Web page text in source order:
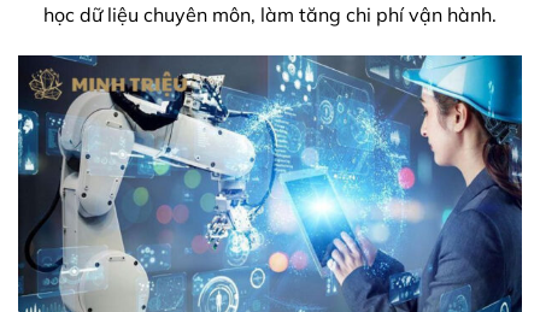
học dữ liệu chuyên môn, làm tăng chi phí vận hành.